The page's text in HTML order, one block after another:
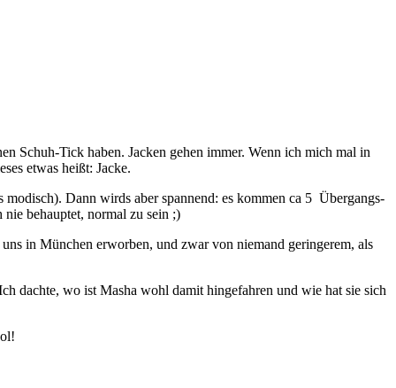
Schuh-Tick haben. Jacken gehen immer. Wenn ich mich mal in
etwas heißt: Jacke.
Dann wirds aber spannend: es kommen ca 5 Übergangs-
behauptet, normal zu sein ;)
in München erworben, und zwar von niemand geringerem, als
dachte, wo ist Masha wohl damit hingefahren und wie hat sie sich